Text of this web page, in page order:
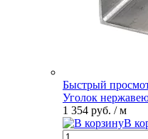
Быстрый
Уголок
1 354 руб. / м
В